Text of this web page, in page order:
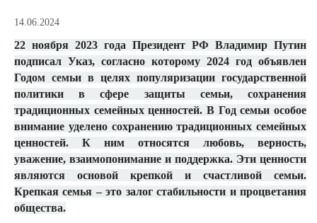
14.06.2024
22 ноября 2023 года Президент РФ Владимир Путин
подписал Указ, согласно которому 2024 год объявлен
Годом семьи в целях популяризации государственной
политики в сфере защиты семьи, сохранения
традиционных семейных ценностей. В Год семьи особое
внимание уделено сохранению традиционных семейных
ценностей. К ним относятся любовь, верность,
уважение, взаимопонимание и поддержка. Эти ценности
являются основой крепкой и счастливой семьи.
Крепкая семья – это залог стабильности и процветания
общества.